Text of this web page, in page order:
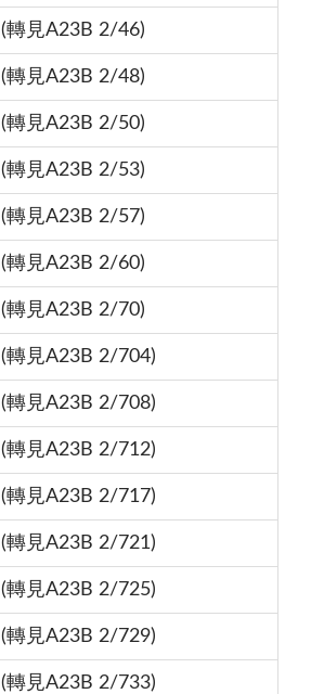
(轉見A23B 2/46)
(轉見A23B 2/48)
(轉見A23B 2/50)
(轉見A23B 2/53)
(轉見A23B 2/57)
(轉見A23B 2/60)
(轉見A23B 2/70)
(轉見A23B 2/704)
(轉見A23B 2/708)
(轉見A23B 2/712)
(轉見A23B 2/717)
(轉見A23B 2/721)
(轉見A23B 2/725)
(轉見A23B 2/729)
(轉見A23B 2/733)